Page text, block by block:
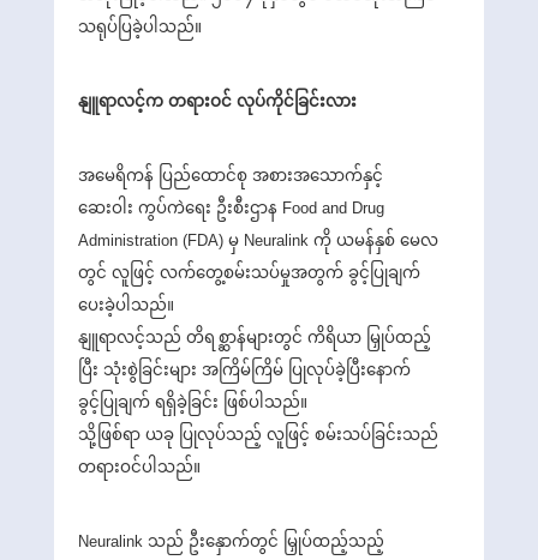
သရုပ်ပြခဲ့ပါသည်။
နျူရာလင့်က တရားဝင် လုပ်ကိုင်ခြင်းလား
အမေရိကန် ပြည်ထောင်စု အစားအသောက်နှင့်
ဆေးဝါး ကွပ်ကဲရေး ဦးစီးဌာန Food and Drug
Administration (FDA) မှ Neuralink ကို ယမန်နှစ် မေလ
တွင် လူဖြင့် လက်တွေ့စမ်းသပ်မှုအတွက် ခွင့်ပြုချက်
ပေးခဲ့ပါသည်။
နျူရာလင့်သည် တိရစ္ဆာန်များတွင် ကိရိယာ မြှုပ်ထည့်
ပြီး သုံးစွဲခြင်းများ အကြိမ်ကြိမ် ပြုလုပ်ခဲ့ပြီးနောက်
ခွင့်ပြုချက် ရရှိခဲ့ခြင်း ဖြစ်ပါသည်။
သို့ဖြစ်ရာ ယခု ပြုလုပ်သည့် လူဖြင့် စမ်းသပ်ခြင်းသည်
တရားဝင်ပါသည်။
Neuralink သည် ဦးနှောက်တွင် မြှုပ်ထည့်သည့်